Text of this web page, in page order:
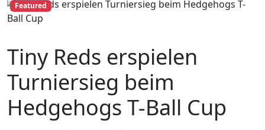
Featured
Tiny Reds erspielen
Turniersieg beim
Hedgehogs T-Ball Cup